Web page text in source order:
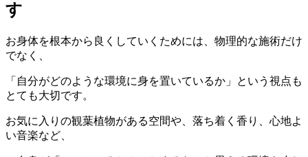
す
お身体を根本から良くしていくためには、物理的な施術だけ
でなく、
「自分がどのような環境に身を置いているか」という視点も
とても大切です。
お気に入りの観葉植物がある空間や、落ち着く香り、心地よ
い音楽など、